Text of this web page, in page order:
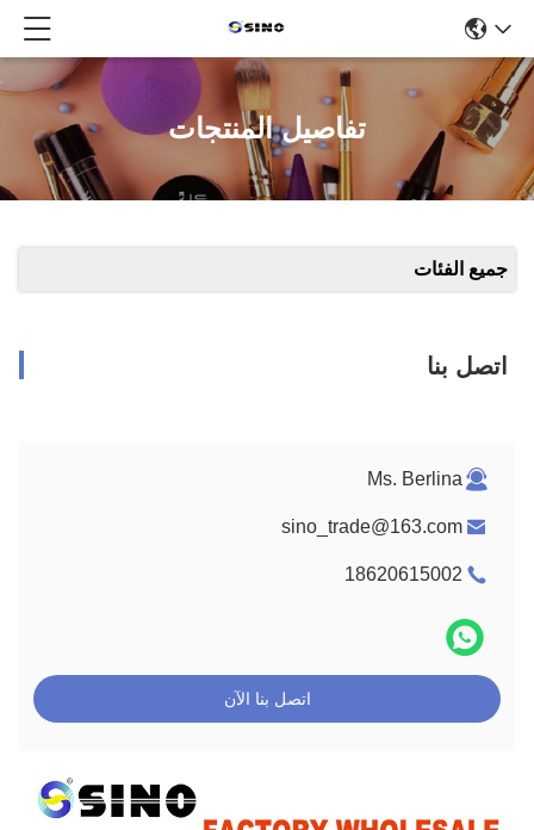
تفاصيل المنتجات
جميع الفئات
اتصل بنا
Ms. Berlina
sino_trade@163.com
18620615002
اتصل بنا الآن